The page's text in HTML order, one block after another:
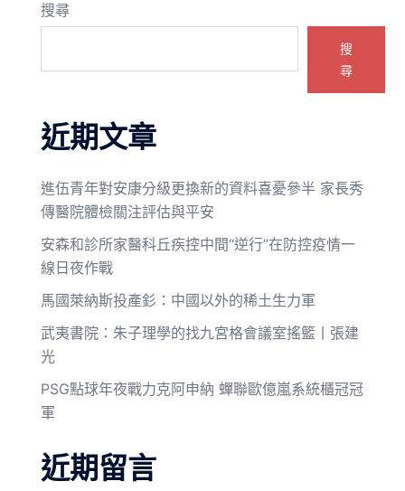
搜尋
搜
尋
近期文章
進伍青年對安康分級更換新的資料喜憂參半 家長秀
傳醫院體檢關注評估與平安
安森和診所家醫科丘疾控中間“逆行”在防控疫情一
線日夜作戰
馬國萊納斯投產釤：中國以外的稀土生力軍
武夷書院：朱子理學的找九宮格會議室搖籃丨張建
光
PSG點球年夜戰力克阿申納 蟬聯歐億嵐系統櫃冠冠
軍
近期留言